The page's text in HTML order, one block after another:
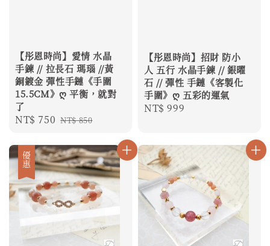
【彤恩時尚】愛情 水晶
手鍊 // 拉長石 瑪瑙 //黃
銅鍍金 彈性手鏈《手圍
15.5CM》ღ 平衡，就對
了
Sale
NT$ 750 Regular
NT$ 850
【彤恩時尚】招財 防小
人 五行 水晶手鍊 // 銀曜
石 // 彈性 手鏈《客製化
手圍》ღ 五彩的運氣
Regular
NT$ 999
優惠